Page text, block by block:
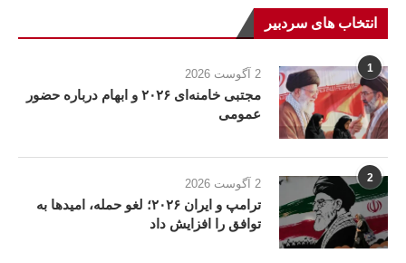
انتخاب های سردبیر
1 2 آگوست 2026
مجتبی خامنه‌ای ۲۰۲۶ و ابهام درباره حضور
عمومی
2 2 آگوست 2026
ترامپ و ایران ۲۰۲۶؛ لغو حمله، امیدها به
توافق را افزایش داد